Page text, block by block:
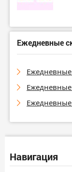
Ежедневные
Навигация